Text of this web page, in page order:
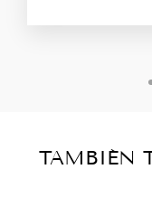
TAMBIÉN